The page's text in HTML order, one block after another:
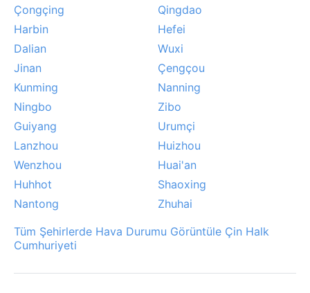
Çongçing
Qingdao
Harbin
Hefei
Dalian
Wuxi
Jinan
Çengçou
Kunming
Nanning
Ningbo
Zibo
Guiyang
Urumçi
Lanzhou
Huizhou
Wenzhou
Huai'an
Huhhot
Shaoxing
Nantong
Zhuhai
Tüm Şehirlerde Hava Durumu Görüntüle Çin Halk
Cumhuriyeti